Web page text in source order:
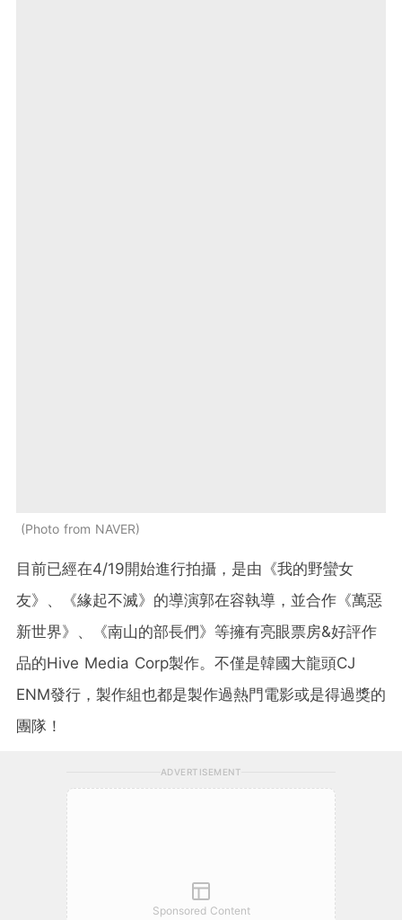
Photo from NAVER
目前已經在4/19開始進行拍攝，是由《我的野蠻女
友》、《緣起不滅》的導演郭在容執導，並合作《萬惡
新世界》、《南山的部長們》等擁有亮眼票房&好評作
品的Hive Media Corp製作。不僅是韓國大龍頭CJ
ENM發行，製作組也都是製作過熱門電影或是得過獎的
團隊！
ADVERTISEMENT
Sponsored Content